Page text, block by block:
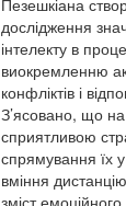
Пезешкіана
дослідження
інтелекту в
виокремленню
конфліктів і
З’ясовано, що на
сприятливою
спрямування їх
вміння
зміст